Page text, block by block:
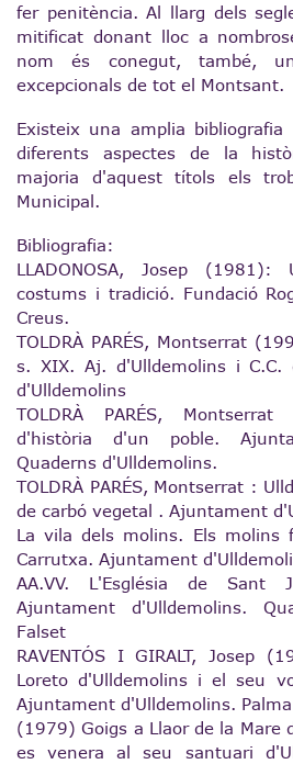
fer penitència. Al llarg dels
mitificat donant lloc a
nom és conegut, també,
excepcionals de tot el Montsant.
Existeix una amplia
diferents aspectes de la
majoria d'aquest títols els
Municipal.
Bibliografia:
LLADONOSA, Josep (1981):
costums i tradició. Fundació
Creus.
TOLDRÀ PARÉS, Montserrat
s. XIX. Aj. d'Ulldemolins i C.C.
d'Ulldemolins
TOLDRÀ PARÉS,
d'història d'un poble.
Quaderns d'Ulldemolins.
TOLDRÀ PARÉS, Montserrat :
de carbó vegetal . Ajuntament
La vila dels molins. Els molins
Carrutxa. Ajuntament
AA.VV. L'Església de Sant
Ajuntament d'Ulldemolins.
Falset
RAVENTÓS I GIRALT, Josep
Loreto d'Ulldemolins i el seu
Ajuntament d'Ulldemolins.
(1979) Goigs a Llaor de la Mare
es venera al seu santuari